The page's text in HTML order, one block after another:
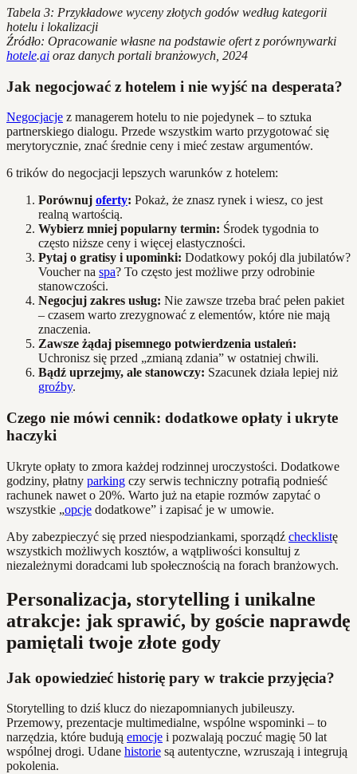
Tabela 3: Przykładowe wyceny złotych godów według kategorii
hotelu i lokalizacji
Źródło: Opracowanie własne na podstawie ofert z porównywarki
hotele.ai oraz danych portali branżowych, 2024
Jak negocjować z hotelem i nie wyjść na desperata?
Negocjacje z managerem hotelu to nie pojedynek – to sztuka
partnerskiego dialogu. Przede wszystkim warto przygotować się
merytorycznie, znać średnie ceny i mieć zestaw argumentów.
6 trików do negocjacji lepszych warunków z hotelem:
Porównuj oferty: Pokaż, że znasz rynek i wiesz, co jest
realną wartością.
Wybierz mniej popularny termin: Środek tygodnia to
często niższe ceny i więcej elastyczności.
Pytaj o gratisy i upominki: Dodatkowy pokój dla jubilatów?
Voucher na spa? To często jest możliwe przy odrobinie
stanowczości.
Negocjuj zakres usług: Nie zawsze trzeba brać pełen pakiet
– czasem warto zrezygnować z elementów, które nie mają
znaczenia.
Zawsze żądaj pisemnego potwierdzenia ustaleń:
Uchronisz się przed „zmianą zdania” w ostatniej chwili.
Bądź uprzejmy, ale stanowczy: Szacunek działa lepiej niż
groźby.
Czego nie mówi cennik: dodatkowe opłaty i ukryte
haczyki
Ukryte opłaty to zmora każdej rodzinnej uroczystości. Dodatkowe
godziny, płatny parking czy serwis techniczny potrafią podnieść
rachunek nawet o 20%. Warto już na etapie rozmów zapytać o
wszystkie „opcje dodatkowe” i zapisać je w umowie.
Aby zabezpieczyć się przed niespodziankami, sporządź checklistę
wszystkich możliwych kosztów, a wątpliwości konsultuj z
niezależnymi doradcami lub społecznością na forach branżowych.
Personalizacja, storytelling i unikalne
atrakcje: jak sprawić, by goście naprawdę
pamiętali twoje złote gody
Jak opowiedzieć historię pary w trakcie przyjęcia?
Storytelling to dziś klucz do niezapomnianych jubileuszy.
Przemowy, prezentacje multimedialne, wspólne wspominki – to
narzędzia, które budują emocje i pozwalają poczuć magię 50 lat
wspólnej drogi. Udane historie są autentyczne, wzruszają i integrują
pokolenia.